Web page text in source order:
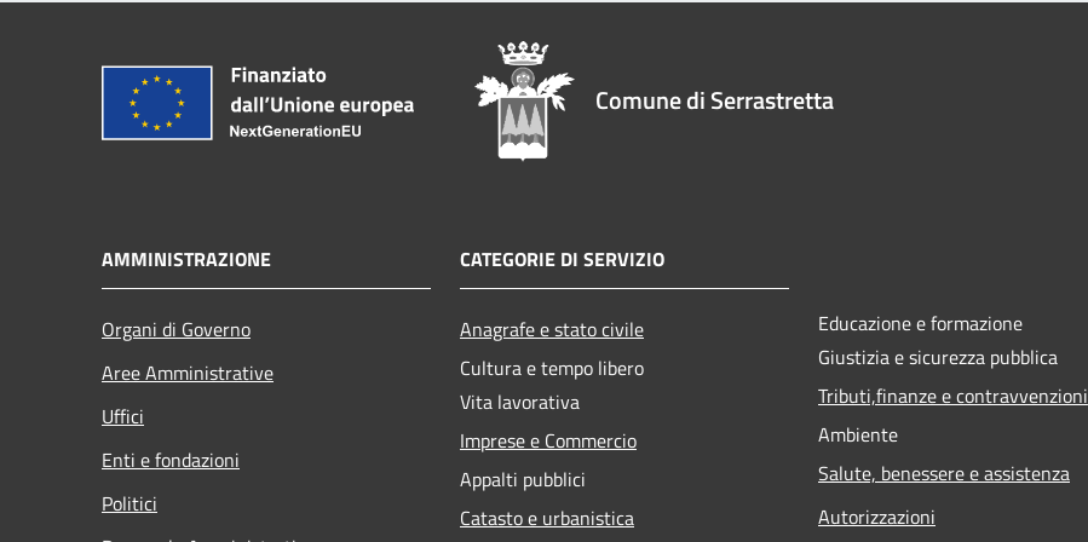
Comune di Serrastretta
AMMINISTRAZIONE
Organi di Governo
Aree Amministrative
Uffici
Enti e fondazioni
Politici
CATEGORIE DI SERVIZIO
Anagrafe e stato civile
Cultura e tempo libero
Vita lavorativa
Imprese e Commercio
Appalti pubblici
Catasto e urbanistica
Educazione e formazione
Giustizia e sicurezza pubblica
Tributi,finanze e contravvenzioni
Ambiente
Salute, benessere e assistenza
Autorizzazioni